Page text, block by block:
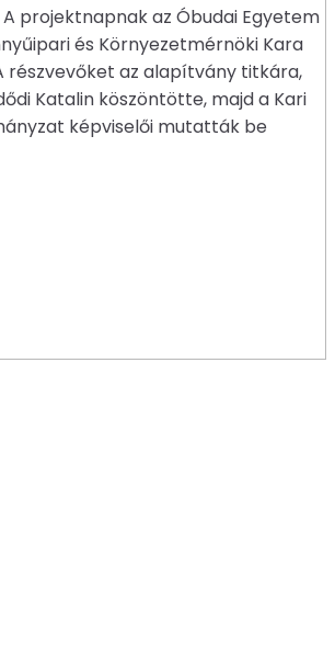
projektnapnak az Óbudai Egyetem
és Környezetmérnöki Kara
részvevőket az alapítvány titkára,
Katalin köszöntötte, majd a Kari
képviselői mutatták be